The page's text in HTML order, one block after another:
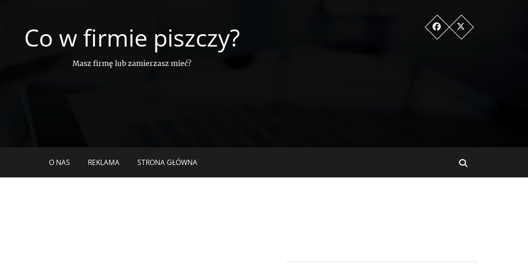
Co w firmie piszczy?
Masz firmę lub zamierzasz mieć?
O NAS REKLAMA STRONA GŁÓWNA